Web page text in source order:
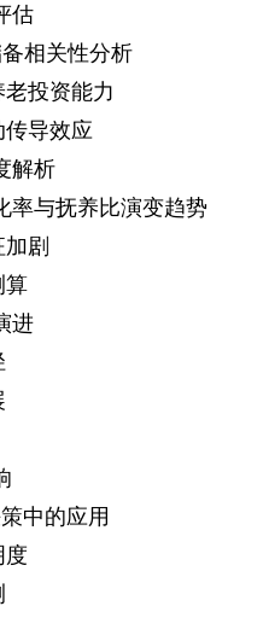
估
相关性分析
投资能力
导效应
解析
率与抚养比演变趋势
剧
算
进
中的应用
度